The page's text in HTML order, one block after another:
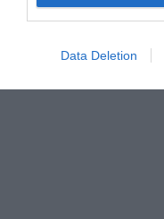
Data Deletion